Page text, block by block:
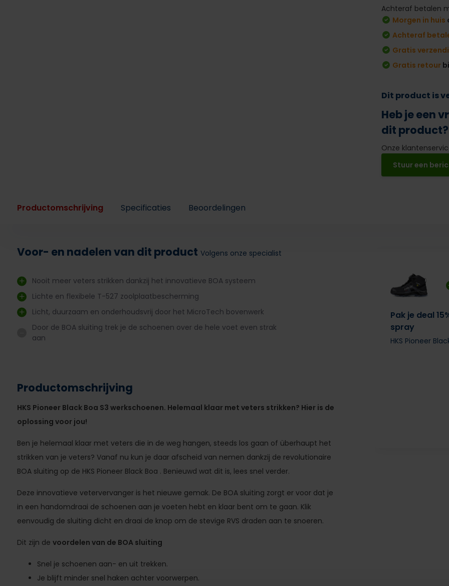
Achteraf betalen
Morgen in huis
Achteraf
Gratis
Gratis retour
Dit product is
Heb je een
dit product?
Onze
Stuur een
Productomschrijving Specificaties Beoordelingen
Voor- en nadelen van dit product Volgens onze specialist
Nooit meer veters strikken dankzij het innovatieve BOA systeem
Lichte en flexibele T-527 zoolplaatbescherming
Licht, duurzaam en onderhoudsvrij door het MicroTech bovenwerk
Door de BOA sluiting trek je de schoenen over de hele voet even strak
aan
Productomschrijving
HKS Pioneer Black Boa S3 werkschoenen. Helemaal klaar met veters strikken? Hier is de
oplossing voor jou!
Ben je helemaal klaar met veters die in de weg hangen, steeds los gaan of überhaupt het
strikken van je veters? Vanaf nu kun je daar afscheid van nemen dankzij de revolutionaire
BOA sluiting op de HKS Pioneer Black Boa . Benieuwd wat dit is, lees snel verder.
Deze innovatieve vetervervanger is het nieuwe gemak. De BOA sluiting zorgt er voor dat je
in een handomdraai de schoenen aan je voeten hebt en klaar bent om te gaan. Klik
eenvoudig de sluiting dicht en draai de knop om de stevige RVS draden aan te snoeren.
Dit zijn de voordelen van de BOA sluiting
Snel je schoenen aan- en uit trekken.
Je blijft minder snel haken achter voorwerpen.
Pak je deal
spray
HKS Pioneer